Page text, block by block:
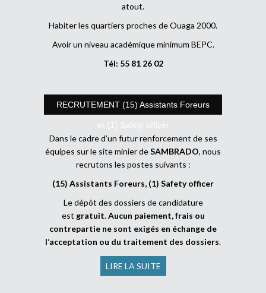
atout.
Habiter les quartiers proches de Ouaga 2000.
Avoir un niveau académique minimum BEPC.
Tél: 55 81 26 02
RECRUTEMENT (15) Assistants Foreurs
et (1) Safety officer
Dans le cadre d’un futur renforcement de ses
équipes sur le site minier deSAMBRADO, nous
recrutons les postes suivants :
(15) Assistants Foreurs, (1) Safety officer
Le dépôt des dossiers de candidature
est gratuit.Aucun paiement, frais ou
contrepartie ne sont exigés en échange de
l’acceptation ou du traitement des dossiers.
LIRE LA SUITE